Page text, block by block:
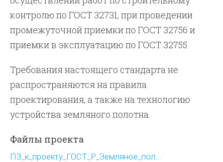
контролю по ГОСТ 32731, при проведении
промежуточной приемки по ГОСТ 32756 и
приемки в эксплуатацию по ГОСТ 32755.
Требования настоящего стандарта не
распространяются на правила
проектирования, а также на технологию
устройства земляного полотна.
Файлы проекта
ПЗ_к_проекту_ГОСТ_Р_Земляное_пол...